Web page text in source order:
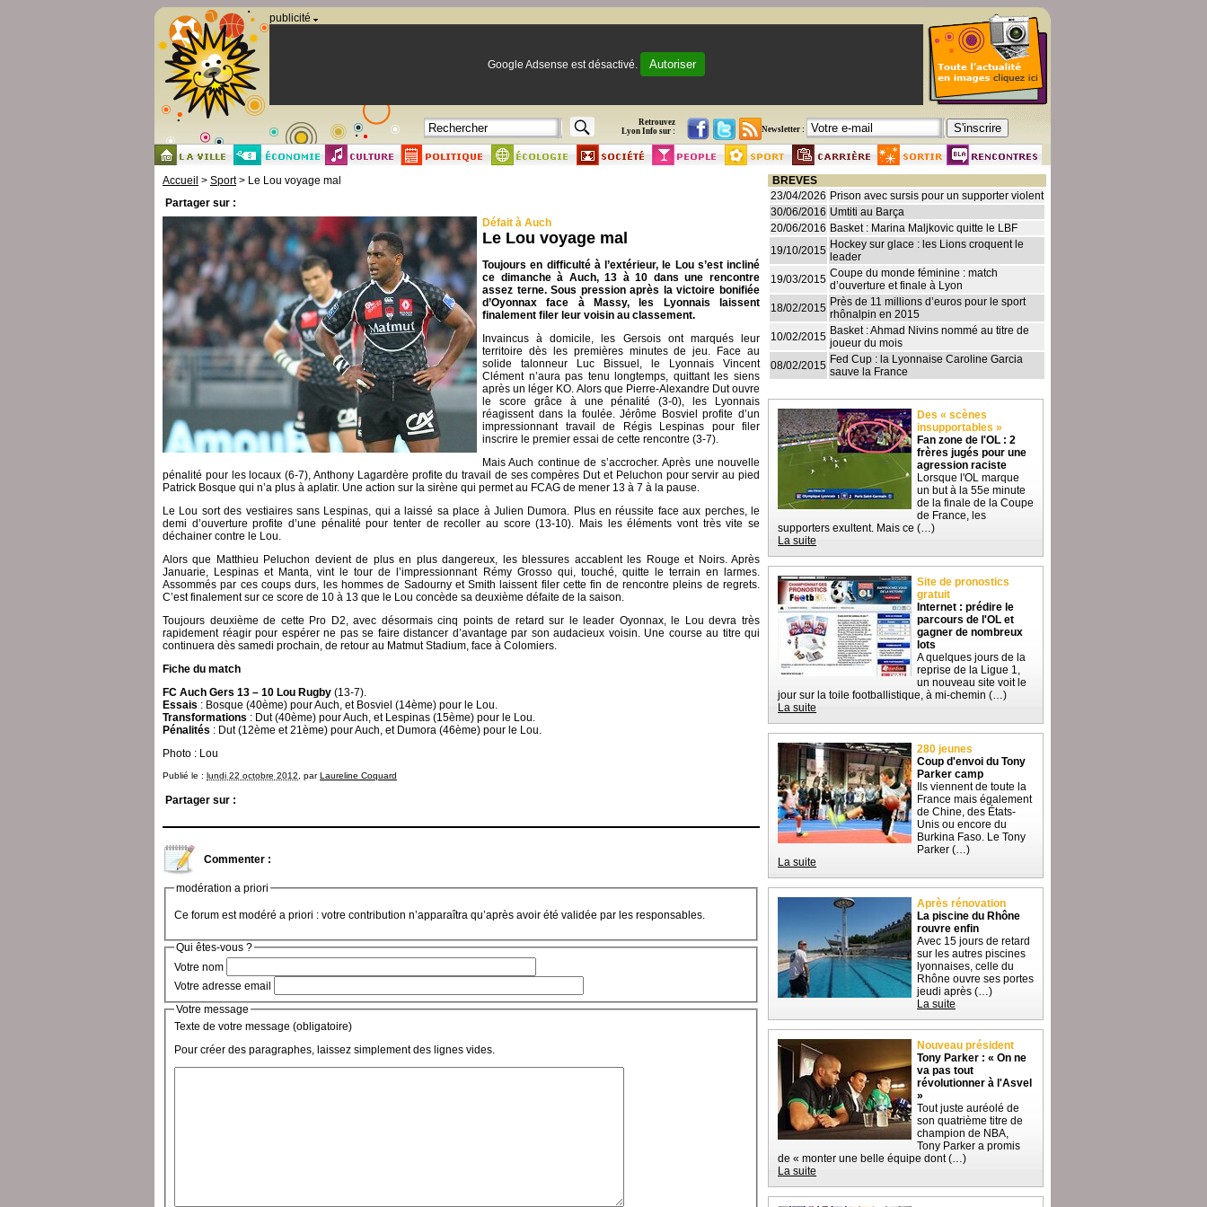
publicité
Google Adsense est désactivé. Autoriser
Retrouvez
Lyon Info sur :
Newsletter :
Accueil > Sport> Le Lou voyage mal
Partager sur :
Défait à Auch
Le Lou voyage mal
Toujours en difficulté à l’extérieur, le Lou s’est incliné
ce dimanche à Auch, 13 à 10 dans une rencontre
assez terne. Sous pression après la victoire bonifiée
d’Oyonnax face à Massy, les Lyonnais laissent
finalement filer leur voisin au classement.
Invaincus à domicile, les Gersois ont marqués leur
territoire dès les premières minutes de jeu. Face au
solide talonneur Luc Bissuel, le Lyonnais Vincent
Clément n’aura pas tenu longtemps, quittant les siens
après un léger KO. Alors que Pierre-Alexandre Dut ouvre
le score grâce à une pénalité (3-0), les Lyonnais
réagissent dans la foulée. Jérôme Bosviel profite d’un
impressionnant travail de Régis Lespinas pour filer
inscrire le premier essai de cette rencontre (3-7).
Mais Auch continue de s’accrocher. Après une nouvelle
pénalité pour les locaux (6-7), Anthony Lagardère profite du travail de ses compères Dut et Peluchon pour servir au pied
Patrick Bosque qui n’a plus à aplatir. Une action sur la sirène qui permet au FCAG de mener 13 à 7 à la pause.
Le Lou sort des vestiaires sans Lespinas, qui a laissé sa place à Julien Dumora. Plus en réussite face aux perches, le
demi d’ouverture profite d’une pénalité pour tenter de recoller au score (13-10). Mais les éléments vont très vite se
déchainer contre le Lou.
Alors que Matthieu Peluchon devient de plus en plus dangereux, les blessures accablent les Rouge et Noirs. Après
Januarie, Lespinas et Manta, vint le tour de l’impressionnant Rémy Grosso qui, touché, quitte le terrain en larmes.
Assommés par ces coups durs, les hommes de Sadourny et Smith laissent filer cette fin de rencontre pleins de regrets.
C’est finalement sur ce score de 10 à 13 que le Lou concède sa deuxième défaite de la saison.
Toujours deuxième de cette Pro D2, avec désormais cinq points de retard sur le leader Oyonnax, le Lou devra très
rapidement réagir pour espérer ne pas se faire distancer d’avantage par son audacieux voisin. Une course au titre qui
continuera dès samedi prochain, de retour au Matmut Stadium, face à Colomiers.
Fiche du match
FC Auch Gers 13 – 10 Lou Rugby (13-7).
Essais : Bosque (40ème) pour Auch, et Bosviel (14ème) pour le Lou.
Transformations : Dut (40ème) pour Auch, et Lespinas (15ème) pour le Lou.
Pénalités : Dut (12ème et 21ème) pour Auch, et Dumora (46ème) pour le Lou.
Photo : Lou
Publié le : lundi 22 octobre 2012 , parLaureline Coquard
Partager sur :
Commenter :
modération a priori
Ce forum est modéré a priori : votre contribution n’apparaîtra qu’après avoir été validée par les responsables.
Qui êtes-vous ?
Votre nom
Votre adresse email
Votre message
Texte de votre message (obligatoire)
Pour créer des paragraphes, laissez simplement des lignes vides.
BREVES
23/04/2026 Prison avec sursis pour un supporter violent
30/06/2016 Umtiti au Barça
20/06/2016 Basket : Marina Maljkovic quitte le LBF
19/10/2015 Hockey sur glace : les Lions croquent le
leader
19/03/2015 Coupe du monde féminine : match
d’ouverture et finale à Lyon
18/02/2015 Près de 11 millions d’euros pour le sport
rhônalpin en 2015
10/02/2015 Basket : Ahmad Nivins nommé au titre de
joueur du mois
08/02/2015 Fed Cup : la Lyonnaise Caroline Garcia
sauve la France
Des « scènes
insupportables »
Fan zone de l'OL : 2
frères jugés pour une
agression raciste
Lorsque l'OL marque
un but à la 55e minute
de la finale de la Coupe
de France, les
supporters exultent. Mais ce (…)
La suite
Site de pronostics
gratuit
Internet : prédire le
parcours de l'OL et
gagner de nombreux
lots
A quelques jours de la
reprise de la Ligue 1,
un nouveau site voit le
jour sur la toile footballistique, à mi-chemin (…)
La suite
280 jeunes
Coup d'envoi du Tony
Parker camp
Ils viennent de toute la
France mais également
de Chine, des États-
Unis ou encore du
Burkina Faso. Le Tony
Parker (…)
La suite
Après rénovation
La piscine du Rhône
rouvre enfin
Avec 15 jours de retard
sur les autres piscines
lyonnaises, celle du
Rhône ouvre ses portes
jeudi après (…)
La suite
Nouveau président
Tony Parker : « On ne
va pas tout
révolutionner à l'Asvel
»
Tout juste auréolé de
son quatrième titre de
champion de NBA,
Tony Parker a promis
de « monter une belle équipe dont (…)
La suite
Panneau de gestion des cookies